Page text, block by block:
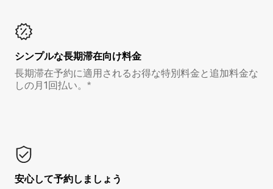
シンプルな長期滞在向け料金
長期滞在予約に適用されるお得な特別料金と追加料金な
しの月1回払い。*
安心して予約しましょう